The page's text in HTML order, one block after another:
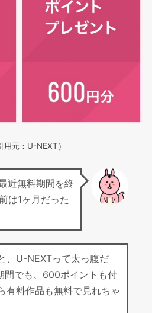
用元：U-NEXT）
近無料期間を終
は1ヶ月だった
、U-NEXTって太っ腹だ
間でも、600ポイントも付
有料作品も無料で見れちゃ